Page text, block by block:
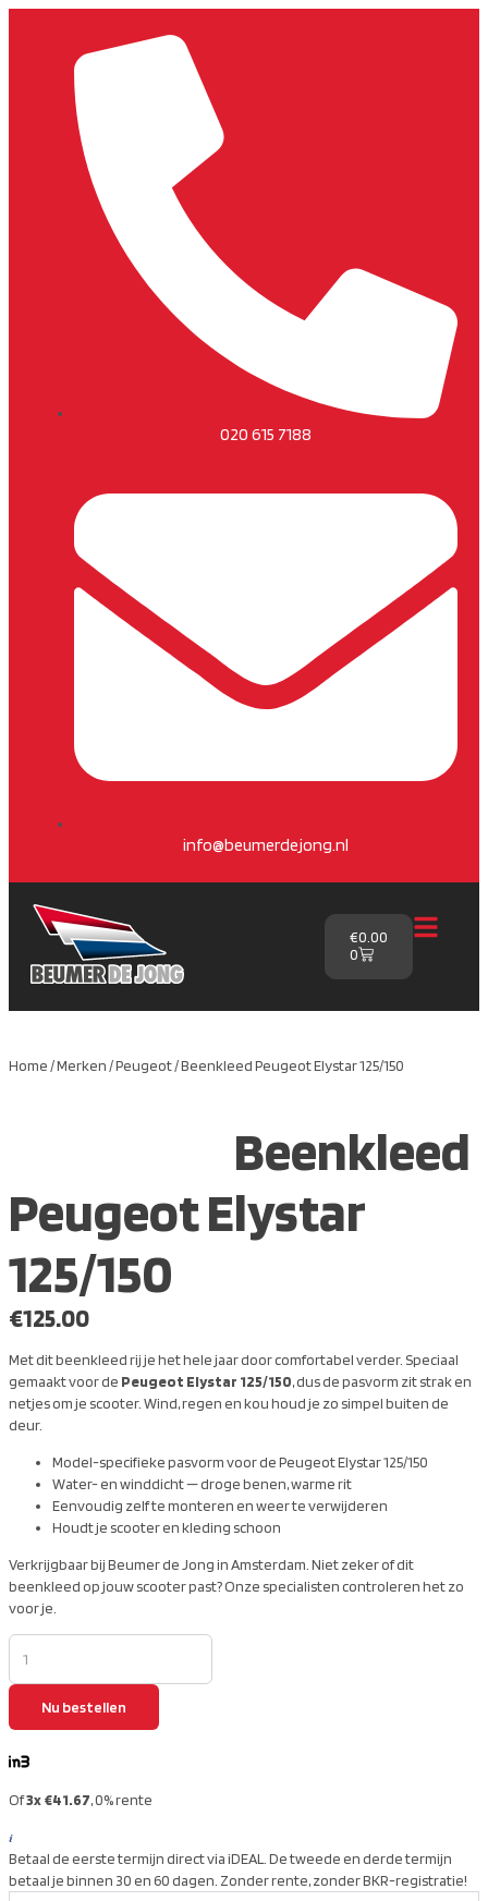
020 615 7188
info@beumerdejong.nl
€0.00
0
Home /Merken /Peugeot/ Beenkleed Peugeot Elystar 125/150
Beenkleed
Peugeot Elystar
125/150
€125.00
Met dit beenkleed rij je het hele jaar door comfortabel verder. Speciaal
gemaakt voor de Peugeot Elystar 125/150, dus de pasvorm zit strak en
netjes om je scooter. Wind, regen en kou houd je zo simpel buiten de
deur.
Model-specifieke pasvorm voor de Peugeot Elystar 125/150
Water- en winddicht — droge benen, warme rit
Eenvoudig zelf te monteren en weer te verwijderen
Houdt je scooter en kleding schoon
Verkrijgbaar bij Beumer de Jong in Amsterdam. Niet zeker of dit
beenkleed op jouw scooter past? Onze specialisten controleren het zo
voor je.
Nu bestellen
Of3x €41.67, 0% rente
Betaal de eerste termijn direct via iDEAL. De tweede en derde termijn
betaal je binnen 30 en 60 dagen. Zonder rente, zonder BKR-registratie!